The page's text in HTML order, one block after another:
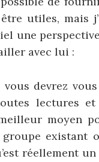
utiles, mais
une
avec lui :
devrez
lectures
moyen
groupe
réellement un